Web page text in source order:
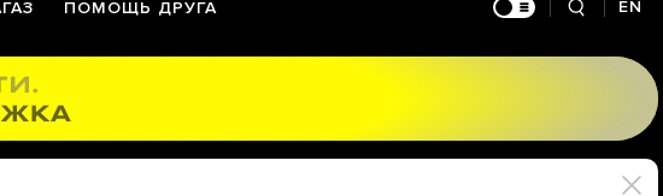
ПОМОЩЬ ДРУГА EN